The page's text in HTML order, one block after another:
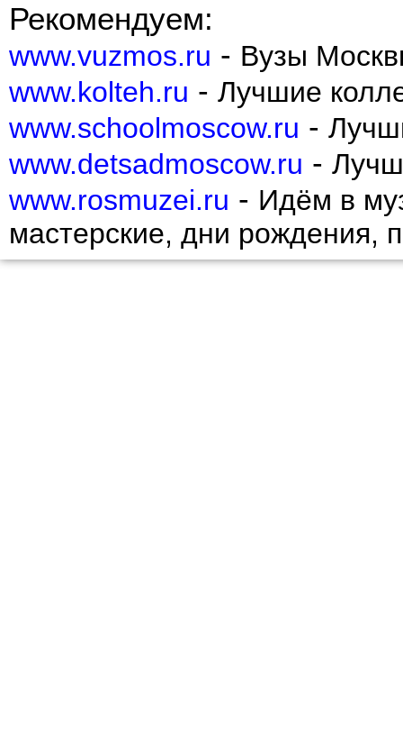
Рекомендуем:
www.vuzmos.ru - Вузы
www.kolteh.ru - Лучшие
www.schoolmoscow.ru -
www.detsadmoscow.ru -
www.rosmuzei.ru - Идём в
мастерские, дни рождения,